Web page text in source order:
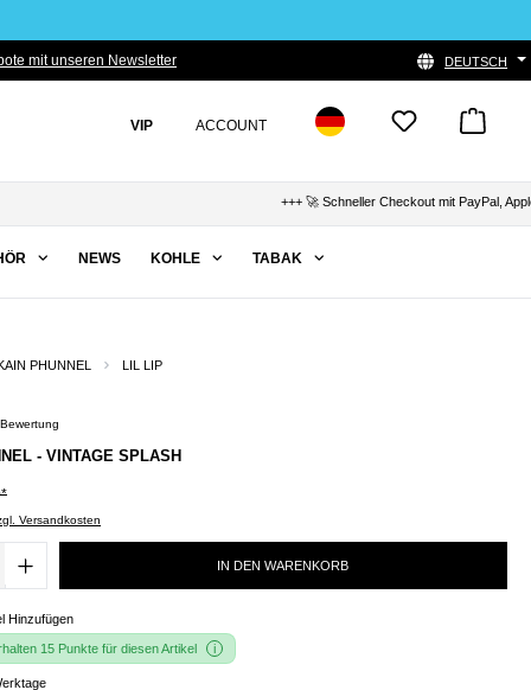
mit unseren Newsletter DEUTSCH
VIP ACCOUNT
+++ 🚀 Schneller Checkout mit PayPal, Apple
NEWS KOHLE TABAK
PHUNNEL LIL LIP
- VINTAGE SPLASH
Versandkosten
IN DEN WARENKORB
Hinzufügen
15 Punkte für diesen Artikel